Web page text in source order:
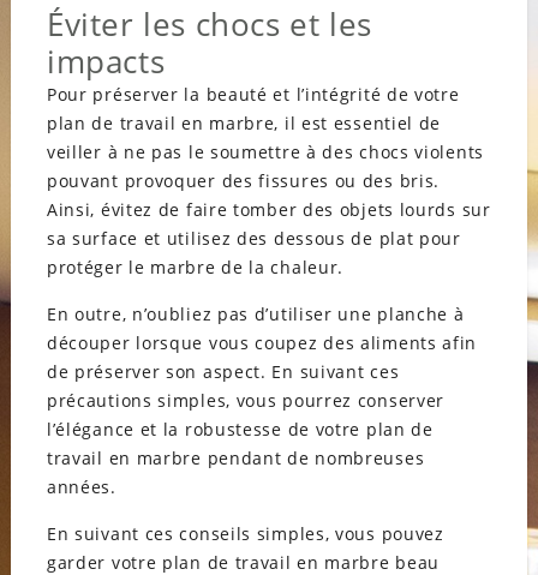
Éviter les chocs et les
impacts
Pour préserver la beauté et l’intégrité de votre
plan de travail en marbre, il est essentiel de
veiller à ne pas le soumettre à des chocs violents
pouvant provoquer des fissures ou des bris.
Ainsi, évitez de faire tomber des objets lourds sur
sa surface et utilisez des dessous de plat pour
protéger le marbre de la chaleur.
En outre, n’oubliez pas d’utiliser une planche à
découper lorsque vous coupez des aliments afin
de préserver son aspect. En suivant ces
précautions simples, vous pourrez conserver
l’élégance et la robustesse de votre plan de
travail en marbre pendant de nombreuses
années.
En suivant ces conseils simples, vous pouvez
garder votre plan de travail en marbre beau